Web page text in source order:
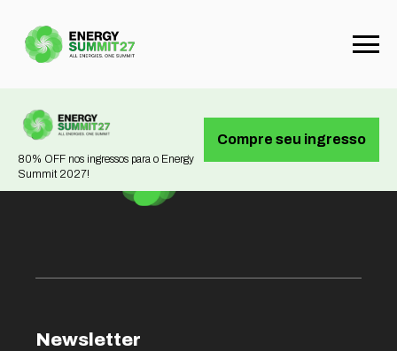
80% OFF nos ingressos para o Energy
Summit 2027!
Compre seu ingresso
Not found
Newsletter